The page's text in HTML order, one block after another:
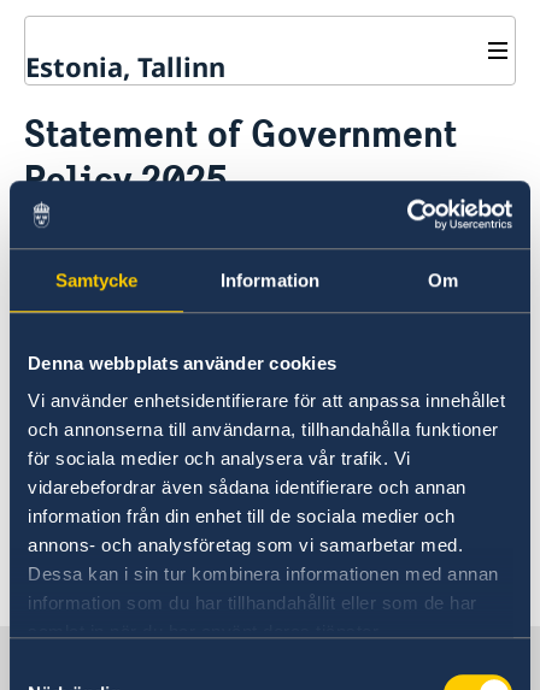
Samtycke Information Om
Denna webbplats använder cookies
Vi använder enhetsidentifierare för att anpassa innehållet
och annonserna till användarna, tillhandahålla funktioner
för sociala medier och analysera vår trafik. Vi
vidarebefordrar även sådana identifierare och annan
information från din enhet till de sociala medier och
annons- och analysföretag som vi samarbetar med.
Dessa kan i sin tur kombinera informationen med annan
information som du har tillhandahållit eller som de har
Estonia, Tallinn
Sweden in Estonia
About us
Ambassador Charlotte Wrangberg
News
Statement of Government
Policy 2025
11 Sep 2025
Prime Minister Ulf Kristersson
Government Policy, outlining the
policies the Government intends to
pursue during the coming year.
Read the statement on Regeringen.se
Last updated 11 Sep 2025, 4.10 PM